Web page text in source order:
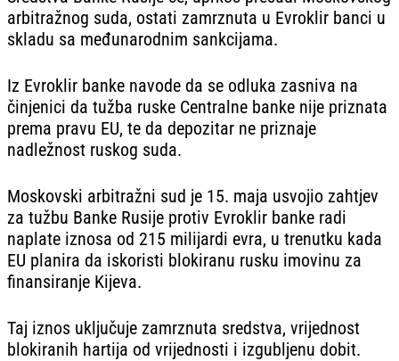
arbitražnog suda, ostati zamrznuta u Evroklir banci u
skladu sa međunarodnim sankcijama.
Iz Evroklir banke navode da se odluka zasniva na
činjenici da tužba ruske Centralne banke nije priznata
prema pravu EU, te da depozitar ne priznaje
nadležnost ruskog suda.
Moskovski arbitražni sud je 15. maja usvojio zahtjev
za tužbu Banke Rusije protiv Evroklir banke radi
naplate iznosa od 215 milijardi evra, u trenutku kada
EU planira da iskoristi blokiranu rusku imovinu za
finansiranje Kijeva.
Taj iznos uključuje zamrznuta sredstva, vrijednost
blokiranih hartija od vrijednosti i izgubljenu dobit.